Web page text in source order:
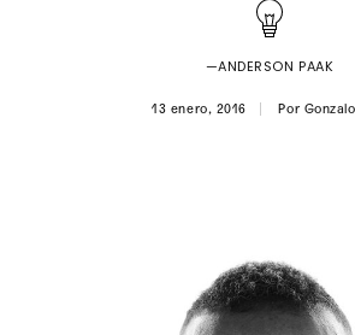
© 2015-2022 UMOMAG. PROPIEDAD DE UMO
—ANDERSON PAAK
13 enero, 2016 Por